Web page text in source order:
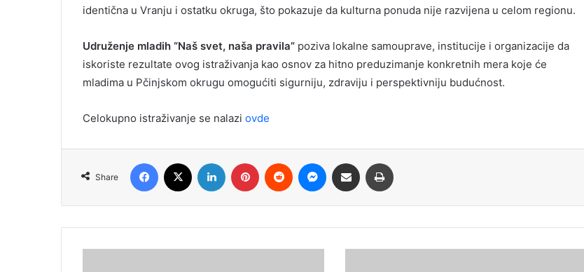
identična u Vranju i ostatku okruga, što pokazuje da kulturna ponuda nije razvijena u celom regionu.
Udruženje mladih “Naš svet, naša pravila” poziva lokalne samouprave, institucije i organizacije da
iskoriste rezultate ovog istraživanja kao osnov za hitno preduzimanje konkretnih mera koje će
mladima u Pčinjskom okrugu omogućiti sigurniju, zdraviju i perspektivniju budućnost.
Celokupno istraživanje se nalazi ovde
Share
Facebook LinkedIn Pinterest Reddit Messenger
Share via Email